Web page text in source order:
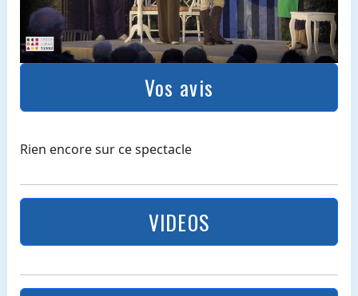
Vos avis
Rien encore sur ce spectacle
VIDEOS